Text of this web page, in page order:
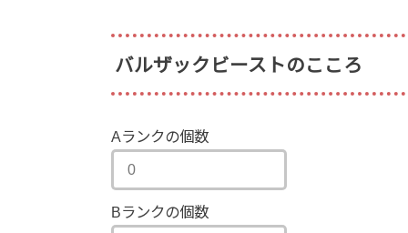
バルザックビーストのこころ
Aランクの個数
Bランクの個数